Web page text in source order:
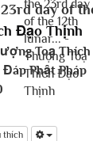
day of
Đạo Thịnh
Toạ
Đáp Phật Pháp
thích